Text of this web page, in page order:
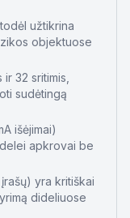
užtikrina
objektuose
32 sritimis,
sudėtingą
išėjimai)
apkrovai be
yra kritiškai
dideliuose